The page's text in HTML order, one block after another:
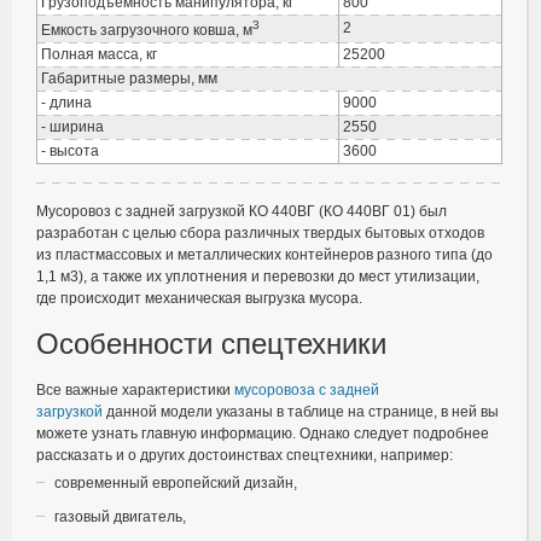
Емкость загрузочного ковша, м3
2
Полная масса, кг
25200
Габаритные размеры, мм
- длина
9000
- ширина
2550
- высота
3600
Мусоровоз с задней загрузкой КО 440ВГ (КО 440ВГ 01) был
разработан с целью сбора различных твердых бытовых отходов
из пластмассовых и металлических контейнеров разного типа (до
1,1 м3), а также их уплотнения и перевозки до мест утилизации,
где происходит механическая выгрузка мусора.
Особенности спецтехники
Все важные характеристики мусоровоза с задней
загрузкой данной модели указаны в таблице на странице, в ней вы
можете узнать главную информацию. Однако следует подробнее
рассказать и о других достоинствах спецтехники, например:
современный европейский дизайн,
газовый двигатель,